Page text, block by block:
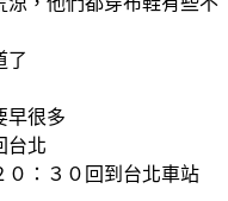
了
早很多
台北
０：３０回到台北車站